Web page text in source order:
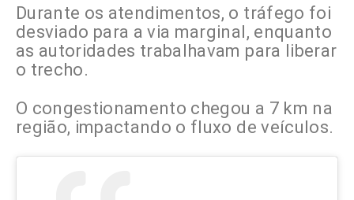
Durante os atendimentos, o tráfego foi
desviado para a via marginal, enquanto
as autoridades trabalhavam para liberar
o trecho.
O congestionamento chegou a 7 km na
região, impactando o fluxo de veículos.